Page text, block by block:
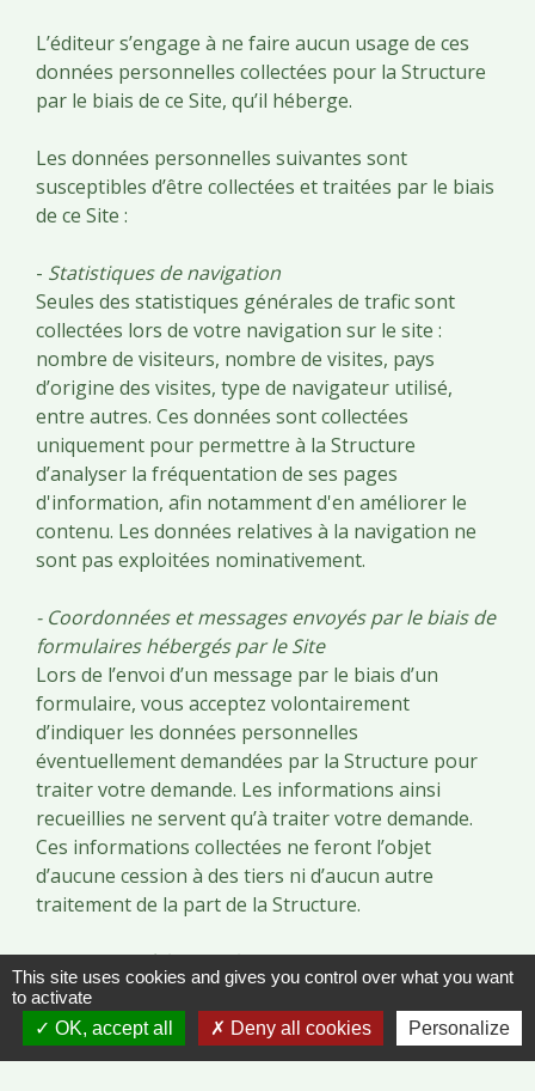
L’éditeur s’engage à ne faire aucun usage de ces
données personnelles collectées pour la Structure
par le biais de ce Site, qu’il héberge.
Les données personnelles suivantes sont
susceptibles d’être collectées et traitées par le biais
de ce Site :
- Statistiques de navigation
Seules des statistiques générales de trafic sont
collectées lors de votre navigation sur le site :
nombre de visiteurs, nombre de visites, pays
d’origine des visites, type de navigateur utilisé,
entre autres. Ces données sont collectées
uniquement pour permettre à la Structure
d’analyser la fréquentation de ses pages
d'information, afin notamment d'en améliorer le
contenu. Les données relatives à la navigation ne
sont pas exploitées nominativement.
- Coordonnées et messages envoyés par le biais de
formulaires hébergés par le Site
Lors de l’envoi d’un message par le biais d’un
formulaire, vous acceptez volontairement
d’indiquer les données personnelles
éventuellement demandées par la Structure pour
traiter votre demande. Les informations ainsi
recueillies ne servent qu’à traiter votre demande.
Ces informations collectées ne feront l’objet
d’aucune cession à des tiers ni d’aucun autre
traitement de la part de la Structure.
- Inscription à la Newsletter
Pour recevoir les lettres d’informations
électroniques de la Structure (ou « newsletters »),
vous acceptez volontairement d’indiquer votre
This site uses cookies and gives you control over what you want
to activate
OK, accept all
Deny all cookies Personalize